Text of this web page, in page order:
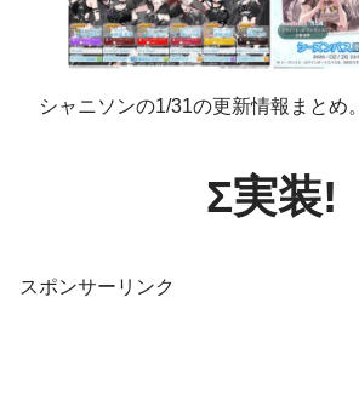
シャニソンの1/31の更新情報まとめ。
Σ実装!
スポンサーリンク